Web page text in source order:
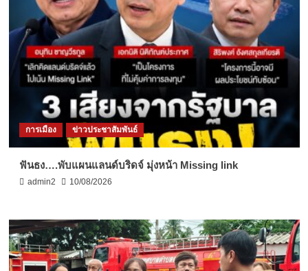
การเมือง ข่าวประชาสัมพันธ์
ฟันธง….พับแผนแลนด์บริดจ์ มุ่งหน้า Missing link
admin2 10/08/2026